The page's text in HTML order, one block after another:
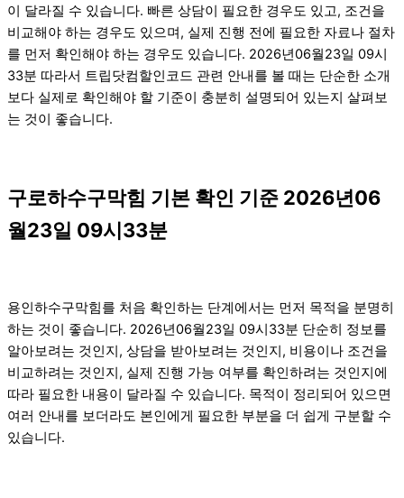
이 달라질 수 있습니다. 빠른 상담이 필요한 경우도 있고, 조건을
비교해야 하는 경우도 있으며, 실제 진행 전에 필요한 자료나 절차
를 먼저 확인해야 하는 경우도 있습니다. 2026년06월23일 09시
33분 따라서 트립닷컴할인코드 관련 안내를 볼 때는 단순한 소개
보다 실제로 확인해야 할 기준이 충분히 설명되어 있는지 살펴보
는 것이 좋습니다.
구로하수구막힘 기본 확인 기준 2026년06
월23일 09시33분
용인하수구막힘를 처음 확인하는 단계에서는 먼저 목적을 분명히
하는 것이 좋습니다. 2026년06월23일 09시33분 단순히 정보를
알아보려는 것인지, 상담을 받아보려는 것인지, 비용이나 조건을
비교하려는 것인지, 실제 진행 가능 여부를 확인하려는 것인지에
따라 필요한 내용이 달라질 수 있습니다. 목적이 정리되어 있으면
여러 안내를 보더라도 본인에게 필요한 부분을 더 쉽게 구분할 수
있습니다.